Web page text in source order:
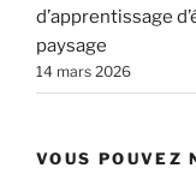
d’apprentissage
paysage
14 mars 2026
VOUS POUVEZ